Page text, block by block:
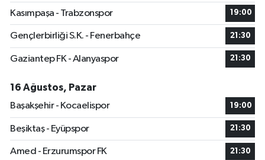
Kasımpaşa - Trabzonspor 19:00
Gençlerbirliği S.K. - Fenerbahçe 21:30
Gaziantep FK - Alanyaspor 21:30
16 Ağustos, Pazar
Başakşehir - Kocaelispor
19:00
Beşiktaş - Eyüpspor 21:30
Amed - Erzurumspor FK 21:30